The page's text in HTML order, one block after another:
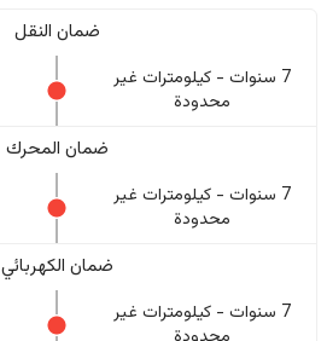
ضمان النقل
7 سنوات - كيلومترات غير
محدودة
ضمان المحرك
7 سنوات - كيلومترات غير
محدودة
ضمان الكهربائي
7 سنوات - كيلومترات غير